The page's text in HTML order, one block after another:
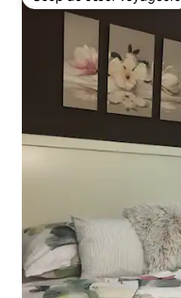
Coup de cœur voyageurs